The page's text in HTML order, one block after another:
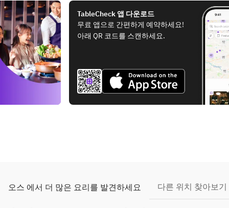
TableCheck 앱 다운로드
무료 앱으로 간편하게 예약하세요!
아래 QR 코드를 스캔하세요.
오스 에서 더 많은 요리를 발견하세요 다른 위치 찾아보기